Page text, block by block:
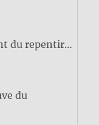
du repentir…
du